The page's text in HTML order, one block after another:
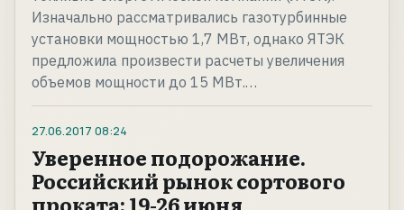
Изначально рассматривались газотурбинные
установки мощностью 1,7 МВт, однако ЯТЭК
предложила произвести расчеты увеличения
объемов мощности до 15 МВт.…
27.06.2017 08:24
Уверенное подорожание.
Российский рынок сортового